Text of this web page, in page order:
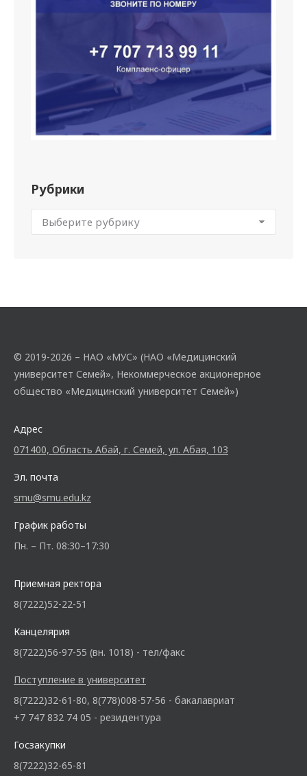
Рубрики
© 2019-2026 – НАО «МУС» (НАО «Медицинский
университет Семей», Некоммерческое акционерное
общество «Медицинский университет Семей»)
Адрес
071400, Область Абай, г. Семей, ул. Абая, 103
Эл. почта
smu@smu.edu.kz
График работы
Пн. – Пт. 08:30–17:30
Приемная ректора
8(7222)52-22-51
Канцелярия
8(7222)56-97-55 (вн. 1018) - тел/факс
Поступление в университет
8(7222)32-61-80, 8(778)008-57-56 - бакалавриат
+7 747 832 74 05 - резидентура
Госзакупки
8(7222)32-65-81